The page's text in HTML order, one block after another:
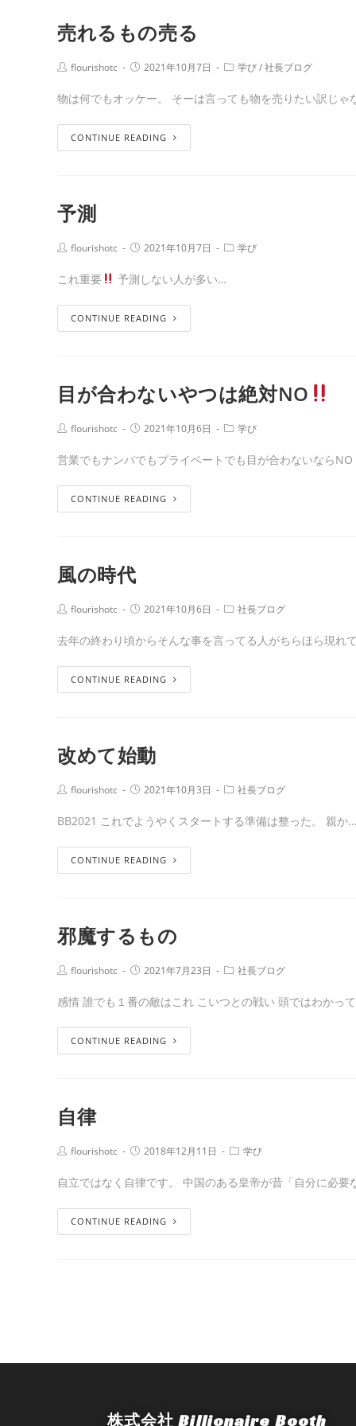
売れるもの売る
flourishotc 2021年10月7日 学び/社長ブログ
物は何でもオッケー。 そーは言っても物を売りたい訳じゃ
CONTINUE READING
予測
flourishotc 2021年10月7日 学び
これ重要 予測しない人が多い…
CONTINUE READING
目が合わないやつは絶対NO
flourishotc 2021年10月6日 学び
営業でもナンパでもプライベートでも目が合わないなら
CONTINUE READING
風の時代
flourishotc 2021年10月6日 社長ブログ
去年の終わり頃からそんな事を言ってる人がちらほら現れ
CONTINUE READING
改めて始動
flourishotc 2021年10月3日 社長ブログ
BB2021 これでようやくスタートする準備は整った。 親か…
CONTINUE READING
邪魔するもの
flourishotc 2021年7月23日 社長ブログ
感情 誰でも１番の敵はこれ こいつとの戦い 頭ではわかっ
CONTINUE READING
自律
flourishotc 2018年12月11日 学び
自立ではなく自律です。 中国のある皇帝が昔「自分に必要
CONTINUE READING
株式会社 Billionaire Booth